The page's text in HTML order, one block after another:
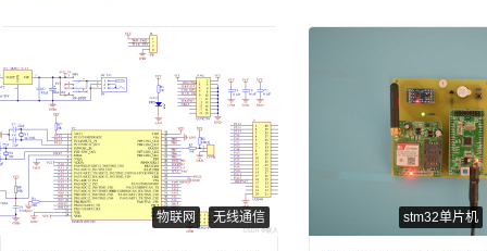
物联网 无线通信 stm32单片机